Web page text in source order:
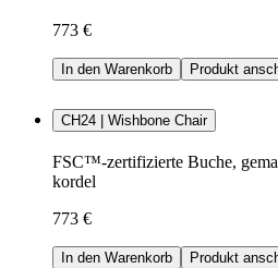
773 €
In den Warenkorb Produkt
CH24 | Wishbone Chair
FSC™-zertifizierte Buche,
kordel
773 €
In den Warenkorb Produkt